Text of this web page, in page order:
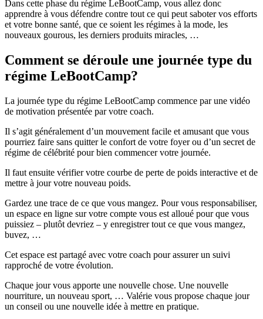
Dans cette phase du régime LeBootCamp, vous allez donc
apprendre à vous défendre contre tout ce qui peut saboter vos efforts
et votre bonne santé, que ce soient les régimes à la mode, les
nouveaux gourous, les derniers produits miracles, …
Comment se déroule une journée type du
régime LeBootCamp?
La journée type du régime LeBootCamp commence par une vidéo
de motivation présentée par votre coach.
Il s’agit généralement d’un mouvement facile et amusant que vous
pourriez faire sans quitter le confort de votre foyer ou d’un secret de
régime de célébrité pour bien commencer votre journée.
Il faut ensuite vérifier votre courbe de perte de poids interactive et de
mettre à jour votre nouveau poids.
Gardez une trace de ce que vous mangez. Pour vous responsabiliser,
un espace en ligne sur votre compte vous est alloué pour que vous
puissiez – plutôt devriez – y enregistrer tout ce que vous mangez,
buvez, …
Cet espace est partagé avec votre coach pour assurer un suivi
rapproché de votre évolution.
Chaque jour vous apporte une nouvelle chose. Une nouvelle
nourriture, un nouveau sport, … Valérie vous propose chaque jour
un conseil ou une nouvelle idée à mettre en pratique.